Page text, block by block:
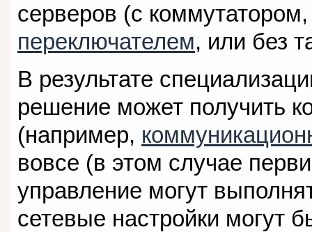
серверов (с
переключателем, или без
В результате
решение может получить
(например,
вовсе (в этом случае
управление могут
сетевые настройки могут